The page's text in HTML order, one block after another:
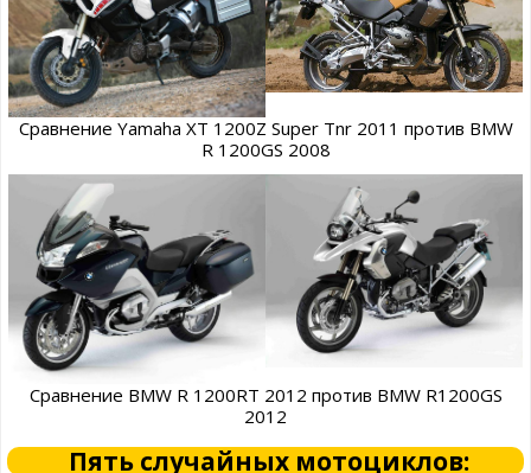
Сравнение Yamaha XT 1200Z Super Tnr 2011 против BMW
R 1200GS 2008
Сравнение BMW R 1200RT 2012 против BMW R1200GS
2012
Пять случайных мотоциклов: